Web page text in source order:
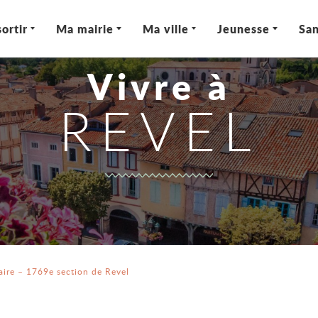
Ma mairie Ma ville Jeunesse
Vivre à
REVEL
– 1769e section de Revel